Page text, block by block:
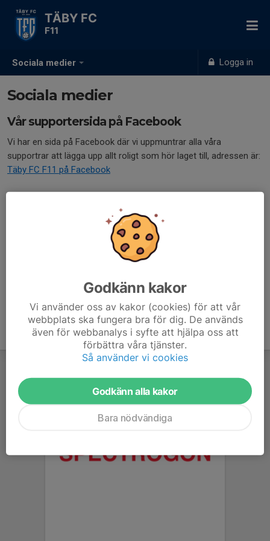
Sociala medier Logga in
TÄBY FC
F11
Sociala medier
Vår supportersida på Facebook
Vi har en sida på Facebook där vi uppmuntrar alla våra
supportrar att lägga upp allt roligt som hör laget till, adressen är:
Täby FC F11 på Facebook
Godkänn kakor
Vi använder oss av kakor (cookies) för att vår
webbplats ska fungera bra för dig. De används
även för webbanalys i syfte att hjälpa oss att
förbättra våra tjänster.
Så använder vi cookies
Godkänn alla kakor
Bara nödvändiga